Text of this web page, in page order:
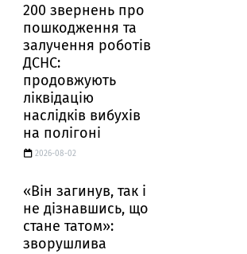
200 звернень про
пошкодження та
залучення роботів
ДСНС:
продовжують
ліквідацію
наслідків вибухів
на полігоні
2026-08-02
«Він загинув, так і
не дізнавшись, що
стане татом»:
зворушлива